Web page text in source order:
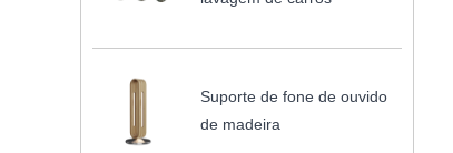
Suporte de fone de ouvido
de madeira